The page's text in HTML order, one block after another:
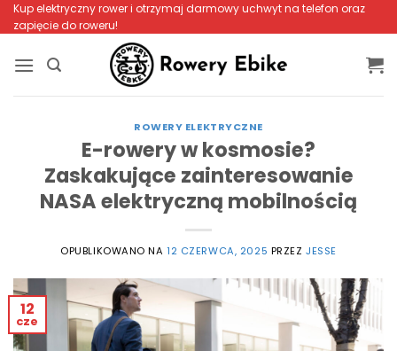
Przewiń
do
zawartości
Kup elektryczny rower i otrzymaj darmowy uchwyt na telefon oraz
zapięcie do roweru!
ROWERY ELEKTRYCZNE
E-rowery w kosmosie?
Zaskakujące zainteresowanie
NASA elektryczną mobilnością
OPUBLIKOWANO NA12 CZERWCA, 2025 PRZEZJESSE
12
cze